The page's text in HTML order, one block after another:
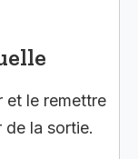
et le remettre
de la sortie.